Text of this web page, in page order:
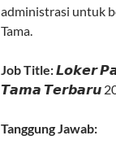
administrasi untuk
Tama.
Job Title:𝙇𝙤𝙠𝙚𝙧
𝙏𝙖𝙢𝙖 𝙏𝙚𝙧𝙗𝙖𝙧𝙪
Tanggung Jawab: